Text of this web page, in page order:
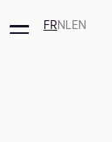
FRNL EN